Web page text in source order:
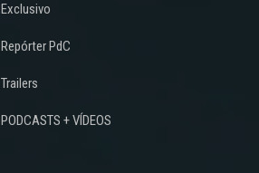
Exclusivo
Repórter PdC
Trailers
PODCASTS + VÍDEOS